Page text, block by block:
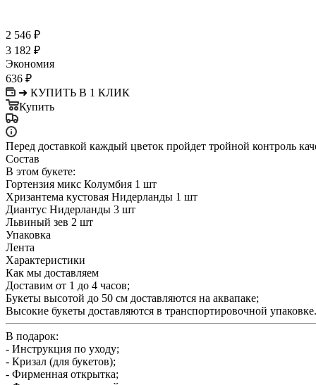
2 546 ₽
3 182 ₽
Экономия
636 ₽
➜ КУПИТЬ В 1 КЛИК
Купить
Перед доставкой каждый цветок пройдет тройной контроль
Состав
В этом букете:
Гортензия микс Колумбия 1 шт
Хризантема кустовая Нидерланды 1 шт
Диантус Нидерланды 3 шт
Львиный зев 2 шт
Упаковка
Лента
Характеристики
Как мы доставляем
Доставим от 1 до 4 часов;
Букеты высотой до 50 см доставляются на аквапаке;
Высокие букеты доставляются в транспортировочной упаковке.
В подарок:
- Инструкция по уходу;
- Кризал (для букетов);
- Фирменная открытка;